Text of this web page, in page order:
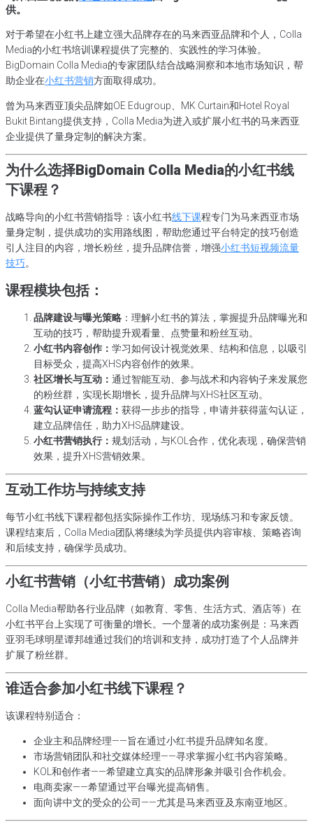
供。
对于希望在小红书上建立强大品牌存在的马来西亚品牌和个人，Colla
Media的小红书培训课程提供了完整的、实践性的学习体验。
BigDomain Colla Media的专家团队结合战略洞察和本地市场知识，帮
助企业在小红书营销方面取得成功。
曾为马来西亚顶尖品牌如OE Edugroup、MK Curtain和Hotel Royal
Bukit Bintang提供支持，Colla Media为进入或扩展小红书的马来西亚
企业提供了量身定制的解决方案。
为什么选择BigDomain Colla Media的小红书线
下课程？
战略导向的小红书营销指导：该小红书线下课程专门为马来西亚市场
量身定制，提供成功的实用路线图，帮助您通过平台特定的技巧创造
引人注目的内容，增长粉丝，提升品牌信誉，增强小红书短视频流量
技巧。
课程模块包括：
品牌建设与曝光策略 ：理解小红书的算法，掌握提升品牌曝光和
互动的技巧，帮助提升观看量、点赞量和粉丝互动。
小红书内容创作： 学习如何设计视觉效果、结构和信息，以吸引
目标受众，提高XHS内容创作的效果。
社区增长与互动： 通过智能互动、参与战术和内容钩子来发展您
的粉丝群，实现长期增长，提升品牌与XHS社区互动。
蓝勾认证申请流程： 获得一步步的指导，申请并获得蓝勾认证，
建立品牌信任，助力XHS品牌建设。
小红书营销执行： 规划活动，与KOL合作，优化表现，确保营销
效果，提升XHS营销效果。
互动工作坊与持续支持
每节小红书线下课程都包括实际操作工作坊、现场练习和专家反馈。
课程结束后，Colla Media团队将继续为学员提供内容审核、策略咨询
和后续支持，确保学员成功。
小红书营销（小红书营销）成功案例
Colla Media帮助各行业品牌（如教育、零售、生活方式、酒店等）在
小红书平台上实现了可衡量的增长。一个显著的成功案例是：马来西
亚羽毛球明星谭邦雄通过我们的培训和支持，成功打造了个人品牌并
扩展了粉丝群。
谁适合参加小红书线下课程？
该课程特别适合：
企业主和品牌经理——旨在通过小红书提升品牌知名度。
市场营销团队和社交媒体经理——寻求掌握小红书内容策略。
KOL和创作者——希望建立真实的品牌形象并吸引合作机会。
电商卖家——希望通过平台曝光提高销售。
面向讲中文的受众的公司——尤其是马来西亚及东南亚地区。